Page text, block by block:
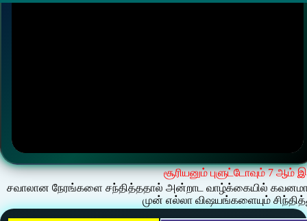
சூரியனும் புளுட்டோவும் 7 ஆம்
சவாலான நேரங்களை சந்தித்ததால் அன்றாட வாழ்க்கையில்
முன் எல்லா விஷயங்களையும்